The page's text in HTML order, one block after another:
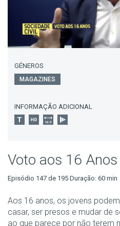
GÉNEROS
MAGAZINES
INFORMAÇÃO ADICIONAL
Voto aos 16 Anos
Episódio 147 de 195 Duração: 60 min
Aos 16 anos, os jovens
casar, ser presos e mudar de
ao que parece por não terem